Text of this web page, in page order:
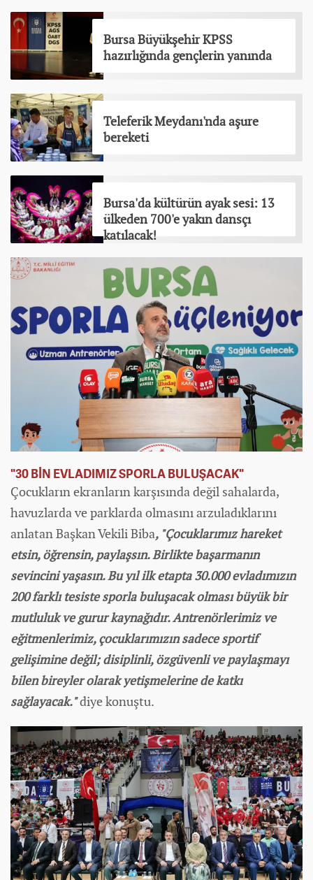
Bursa Büyükşehir KPSS
hazırlığında gençlerin yanında
Teleferik Meydanı'nda aşure
bereketi
Bursa'da kültürün ayak sesi: 13
ülkeden 700'e yakın dansçı
katılacak!
"30 BİN EVLADIMIZ SPORLA BULUŞACAK"
Çocukların ekranların karşısında değil sahalarda,
havuzlarda ve parklarda olmasını arzuladıklarını
anlatan Başkan Vekili Biba, "Çocuklarımız hareket
etsin, öğrensin, paylaşsın. Birlikte başarmanın
sevincini yaşasın. Bu yıl ilk etapta 30.000 evladımızın
200 farklı tesiste sporla buluşacak olması büyük bir
mutluluk ve gurur kaynağıdır. Antrenörlerimiz ve
eğitmenlerimiz, çocuklarımızın sadece sportif
gelişimine değil; disiplinli, özgüvenli ve paylaşmayı
bilen bireyler olarak yetişmelerine de katkı
sağlayacak."diye konuştu.